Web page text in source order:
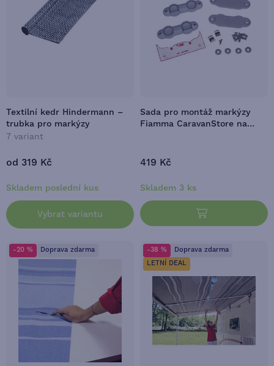
Textilní kedr Hindermann –
trubka pro markýzy
7 variant
od 319 Kč
Skladem poslední kus
Vybrat variantu
Sada pro montáž markýzy
Fiamma CaravanStore na
419 Kč
Skladem 3 ks
-20 % Doprava zdarma -38 %
Doprava zdarma
LETNÍ DEAL